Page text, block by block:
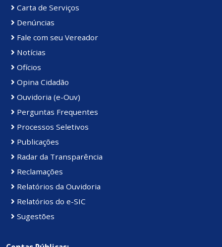
Carta de Serviços
Denúncias
Fale com seu Vereador
Notícias
Ofícios
Opina Cidadão
Ouvidoria (e-Ouv)
Perguntas Frequentes
Processos Seletivos
Publicações
Radar da Transparência
Reclamações
Relatórios da Ouvidoria
Relatórios do e-SIC
Sugestões